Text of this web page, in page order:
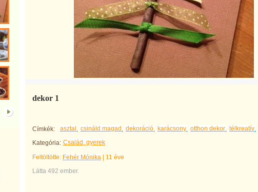
dekor 1
Címkék: asztal csináld magad dekoráció karácsony otthon dekor télkreatív
Kategória: Család, gyerek
Feltöltötte: Fehér Mónika
11 éve
Látta 492 ember.